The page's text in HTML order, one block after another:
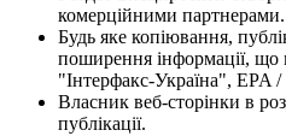
комерційними партнерами.
Будь яке копіювання,
поширення інформації, що
"Інтерфакс-Україна", EPA
Власник веб-сторінки в
публікації.